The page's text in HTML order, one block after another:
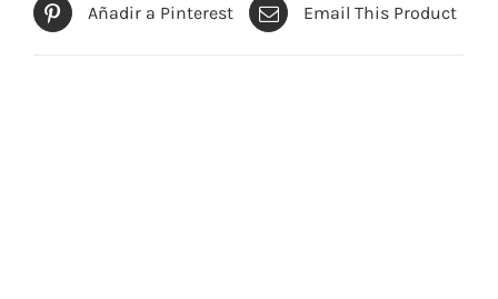
Añadir a Pinterest Email This Product